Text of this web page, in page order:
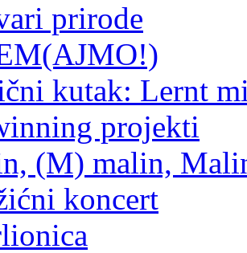
prirode
kutak: Lernt
projekti
(M) malin,
koncert